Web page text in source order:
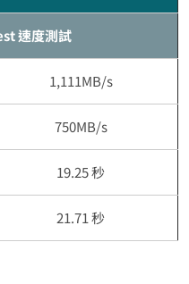
速度測試
1,111MB/s
750MB/s
19.25 秒
21.71 秒